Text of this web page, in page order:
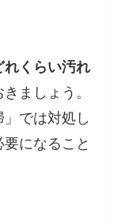
れくらい汚れ
ましょう。
では対処し
になること